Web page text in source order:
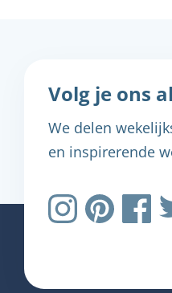
Volg je ons
We delen
en inspirerende